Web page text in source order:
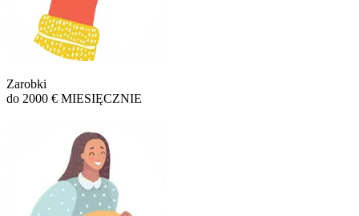
Zarobki
do 2000 € MIESIĘCZNIE